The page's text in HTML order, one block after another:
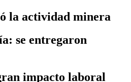
la actividad minera
se entregaron
impacto laboral